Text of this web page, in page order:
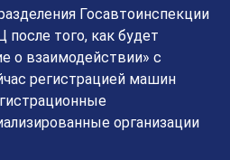
Госавтоинспекции
того, как будет
о взаимодействии» с
регистрацией машин
организации